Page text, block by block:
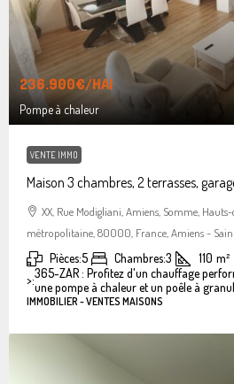
236.900€/HAI
Pompe à chaleur
VENTE IMMO
Maison 3 chambres, 2 terrasses,
XX, Rue Modigliani, Amiens, Somme,
métropolitaine, 80000, France, Amiens -
Pièces:5 Chambres:3 110 m²
>:365-ZAR : Profitez d'un chauffage
une pompe à chaleur et un poêle à
IMMOBILIER - VENTES MAISONS